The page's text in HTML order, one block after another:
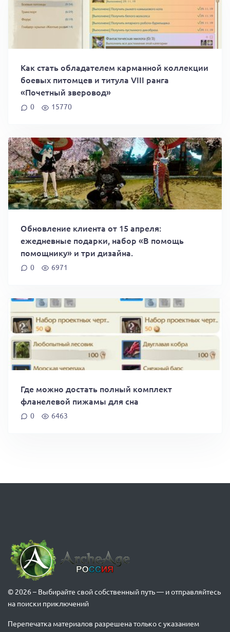
Как стать обладателем карманной коллекции
боевых питомцев и титула VIII ранга
«Почетный зверовод»
0 15770
Обновление клиента от 15 апреля:
ежедневные подарки, набор «В помощь
помощнику» и три дизайна.
0 6971
Где можно достать полный комплект
фланелевой пижамы для сна
0 6463
© 2026 – Выбирайте свой собственный путь — и отправляйтесь
на поиски приключений
Перепечатка материалов разрешена только с указанием